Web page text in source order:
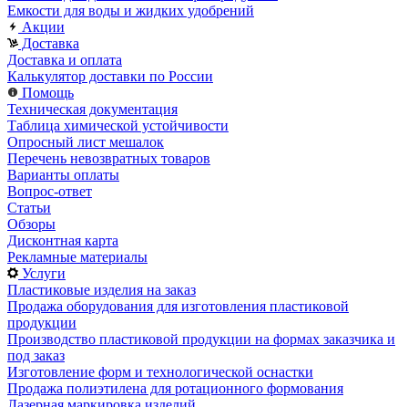
Емкости для воды и жидких удобрений
Акции
Доставка
Доставка и оплата
Калькулятор доставки по России
Помощь
Техническая документация
Таблица химической устойчивости
Опросный лист мешалок
Перечень невозвратных товаров
Варианты оплаты
Вопрос-ответ
Статьи
Обзоры
Дисконтная карта
Рекламные материалы
Услуги
Пластиковые изделия на заказ
Продажа оборудования для изготовления пластиковой
продукции
Производство пластиковой продукции на формах заказчика и
под заказ
Изготовление форм и технологической оснастки
Продажа полиэтилена для ротационного формования